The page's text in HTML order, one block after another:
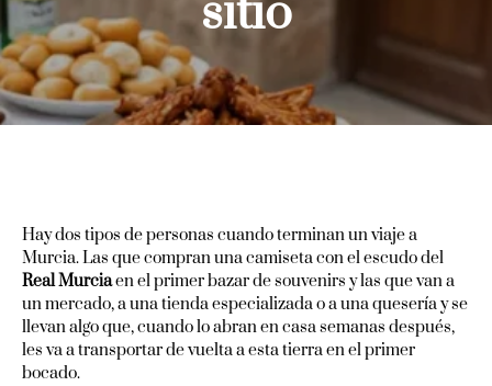
sitio
Hay dos tipos de personas cuando terminan un viaje a
Murcia. Las que compran una camiseta con el escudo del
Real Murciaen el primer bazar de souvenirs y las que van a
un mercado, a una tienda especializada o a una quesería y se
llevan algo que, cuando lo abran en casa semanas después,
les va a transportar de vuelta a esta tierra en el primer
bocado.